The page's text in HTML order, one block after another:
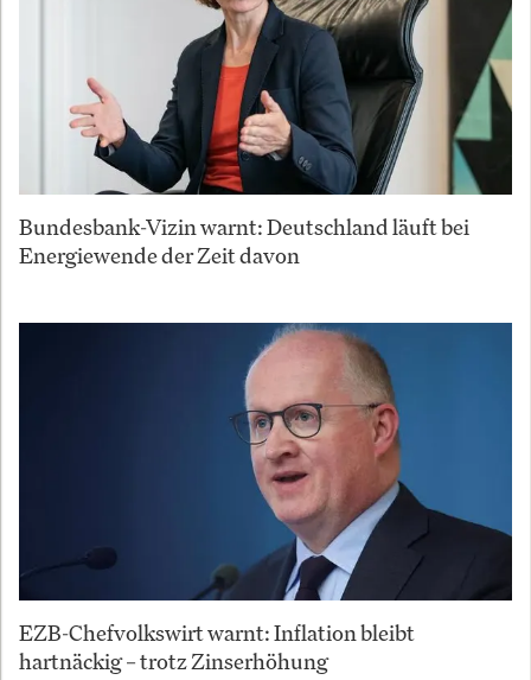
Bundesbank-Vizin warnt: Deutschland läuft bei
Energiewende der Zeit davon
EZB-Chefvolkswirt warnt: Inflation bleibt
hartnäckig – trotz Zinserhöhung